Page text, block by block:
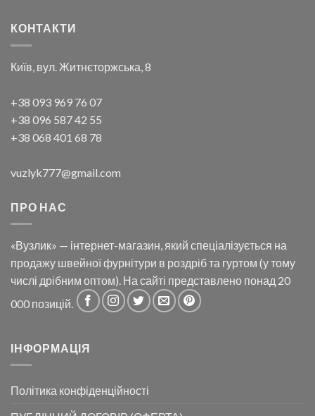
КОНТАКТИ
Київ, вул. Житнєторжська, 8
+38 093 969 76 07
+38 096 587 42 55
+38 068 401 68 78
vuzlyk777@gmail.com
ПРО НАС
«Вузлик» — інтернет-магазин, який спеціалізується на
продажу швейної фурнітури в роздріб та гуртом (у тому
числі дрібним оптом). На сайті представлено понад 20
000 позицій.
ІНФОРМАЦІЯ
Політика конфіденційності